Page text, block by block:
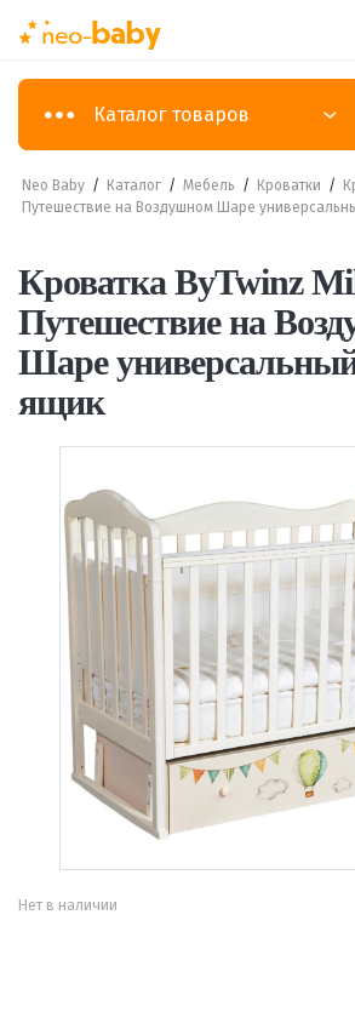
Каталог товаров
Neo Baby / Каталог / Мебель / Кроватки /
Путешествие на Воздушном Шаре
Кроватка ByTwinz
Путешествие на
Шаре
ящик
Нет в наличии